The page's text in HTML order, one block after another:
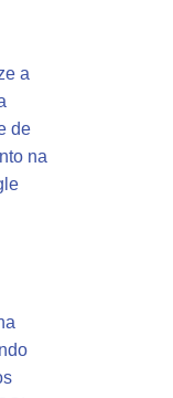
a
de
na